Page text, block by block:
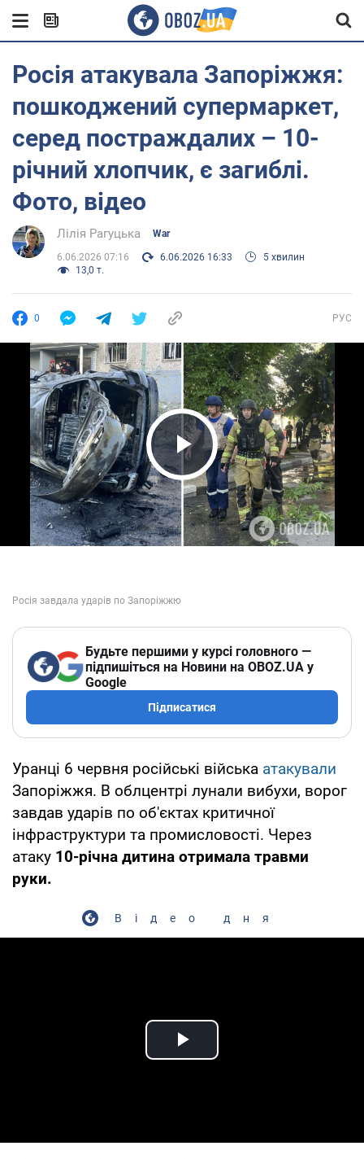
Росія атакувала Запоріжжя:
пошкоджений супермаркет,
серед постраждалих – 10-
річний хлопчик, є загиблі.
Фото, відео
Лілія Рагуцька War
6.06.2026 07:16 6.06.2026 16:33
5 хвилин
13,0 т.
0 РУС
Play Video
Будьте першими у курсі головного —
підпишіться на Новини на OBOZ.UA у
Google
Підписатися
Уранці 6 червня російські війська атакували
Запоріжжя. В облцентрі лунали вибухи, ворог
завдав ударів по об'єктах критичної
інфраструктури та промисловості. Через
атаку 10-річна дитина отримала травми
руки.
Відео дня
Play Video